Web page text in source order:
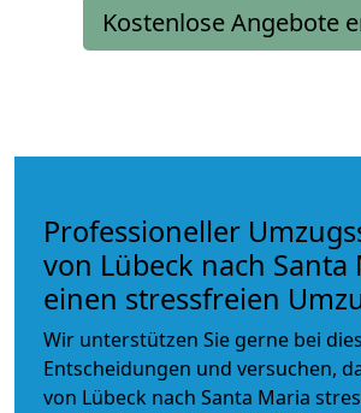
Kostenlose Angebote
Professioneller
von Lübeck nach
einen stressfreien
Wir unterstützen Sie gerne bei
Entscheidungen und versuchen,
von Lübeck nach Santa Maria